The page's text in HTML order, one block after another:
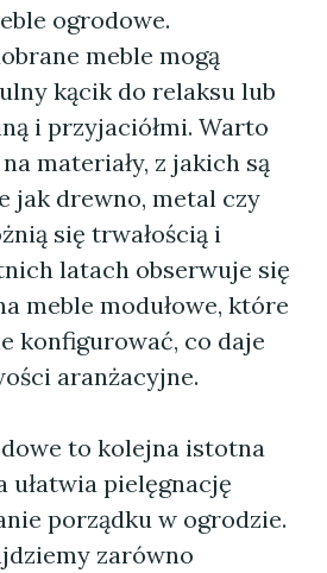
ogrodowe.
meble mogą
kącik do relaksu lub
i przyjaciółmi. Warto
materiały, z jakich są
jak drewno, metal czy
się trwałością i
latach obserwuje się
meble modułowe, które
konfigurować, co daje
aranżacyjne.
to kolejna istotna
ułatwia pielęgnację
porządku w ogrodzie.
zarówno